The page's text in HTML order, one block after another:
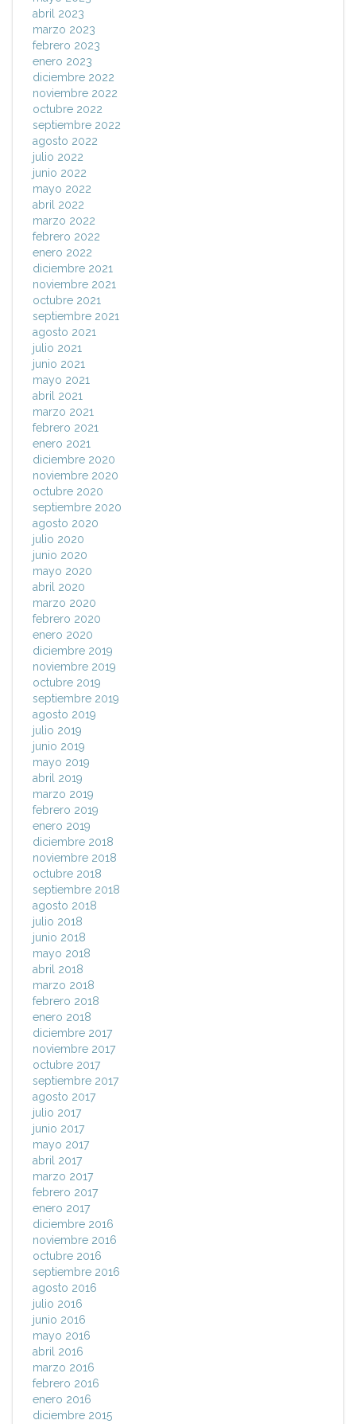
abril 2023
marzo 2023
febrero 2023
enero 2023
diciembre 2022
noviembre 2022
octubre 2022
septiembre 2022
agosto 2022
julio 2022
junio 2022
mayo 2022
abril 2022
marzo 2022
febrero 2022
enero 2022
diciembre 2021
noviembre 2021
octubre 2021
septiembre 2021
agosto 2021
julio 2021
junio 2021
mayo 2021
abril 2021
marzo 2021
febrero 2021
enero 2021
diciembre 2020
noviembre 2020
octubre 2020
septiembre 2020
agosto 2020
julio 2020
junio 2020
mayo 2020
abril 2020
marzo 2020
febrero 2020
enero 2020
diciembre 2019
noviembre 2019
octubre 2019
septiembre 2019
agosto 2019
julio 2019
junio 2019
mayo 2019
abril 2019
marzo 2019
febrero 2019
enero 2019
diciembre 2018
noviembre 2018
octubre 2018
septiembre 2018
agosto 2018
julio 2018
junio 2018
mayo 2018
abril 2018
marzo 2018
febrero 2018
enero 2018
diciembre 2017
noviembre 2017
octubre 2017
septiembre 2017
agosto 2017
julio 2017
junio 2017
mayo 2017
abril 2017
marzo 2017
febrero 2017
enero 2017
diciembre 2016
noviembre 2016
octubre 2016
septiembre 2016
agosto 2016
julio 2016
junio 2016
mayo 2016
abril 2016
marzo 2016
febrero 2016
enero 2016
diciembre 2015